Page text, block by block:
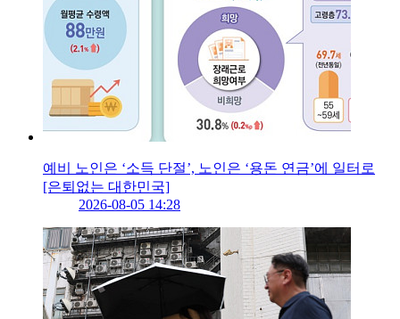
예비 노인은 ‘소득 단절’, 노인은 ‘용돈 연금’에 일터로
[은퇴없는 대한민국]
2026-08-05 14:28